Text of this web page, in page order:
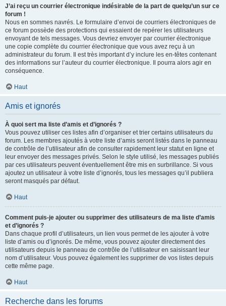
J’ai reçu un courrier électronique indésirable de la part de quelqu’un sur ce
forum !
Nous en sommes navrés. Le formulaire d’envoi de courriers électroniques de
ce forum possède des protections qui essaient de repérer les utilisateurs
envoyant de tels messages. Vous devriez envoyer par courrier électronique
une copie complète du courrier électronique que vous avez reçu à un
administrateur du forum. Il est très important d’y inclure les en-têtes contenant
des informations sur l’auteur du courrier électronique. Il pourra alors agir en
conséquence.
Haut
Amis et ignorés
À quoi sert ma liste d’amis et d’ignorés ?
Vous pouvez utiliser ces listes afin d’organiser et trier certains utilisateurs du
forum. Les membres ajoutés à votre liste d’amis seront listés dans le panneau
de contrôle de l’utilisateur afin de consulter rapidement leur statut en ligne et
leur envoyer des messages privés. Selon le style utilisé, les messages publiés
par ces utilisateurs peuvent éventuellement être mis en surbrillance. Si vous
ajoutez un utilisateur à votre liste d’ignorés, tous les messages qu’il publiera
seront masqués par défaut.
Haut
Comment puis-je ajouter ou supprimer des utilisateurs de ma liste d’amis
et d’ignorés ?
Dans chaque profil d’utilisateurs, un lien vous permet de les ajouter à votre
liste d’amis ou d’ignorés. De même, vous pouvez ajouter directement des
utilisateurs depuis le panneau de contrôle de l’utilisateur en saisissant leur
nom d’utilisateur. Vous pouvez également les supprimer de vos listes depuis
cette même page.
Haut
Recherche dans les forums